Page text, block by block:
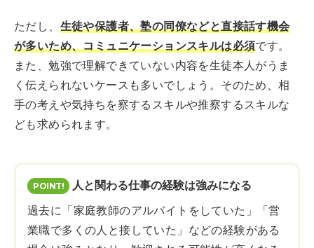
ただし、 生徒や保護者、塾の同僚などと直接話す機会
が多いため、コミュニケーションスキルは必須です。
また、勉強で理解できていない内容を生徒本人がうま
く伝えられないケースも多いでしょう。そのため、相
手の考えや気持ちを察するスキルや推察するスキルな
ども求められます。
人と関わる仕事の経験は強みになる
過去に「家庭教師のアルバイトをしていた」「営
業職で多くの人と接していた」などの経験がある